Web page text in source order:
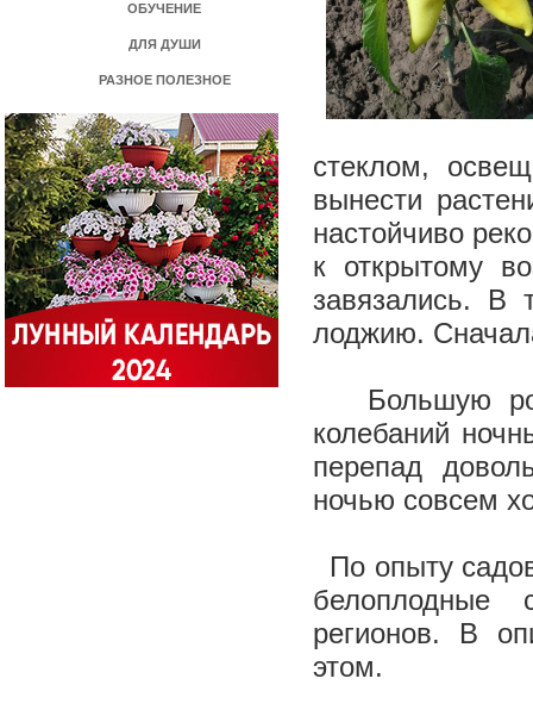
ОБУЧЕНИЕ
ДЛЯ ДУШИ
РАЗНОЕ ПОЛЕЗНОЕ
стеклом,
вынести
настойчиво
к открытому
завязались. В
лоджию.
Большую
колебаний
перепад
ночью совсем
По опыту
белоплодные
регионов. В
этом.